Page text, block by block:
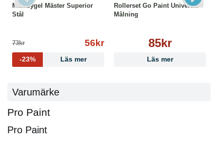
Maxibygel Mäster Superior
Stål
73kr 56kr
-23% Läs mer
Rollerset Go Paint Universal
Målning
85kr
Läs mer
Varumärke
Pro Paint
Pro Paint